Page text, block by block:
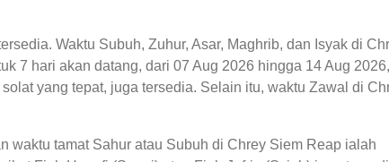
Waktu Subuh, Zuhur, Asar, Maghrib, dan Isyak di
7 hari akan datang, dari 07 Aug 2026 hingga 14 Aug 2026,
yang tepat, juga tersedia. Selain itu, waktu Zawal di
waktu tamat Sahur atau Subuh di Chrey Siem Reap ialah